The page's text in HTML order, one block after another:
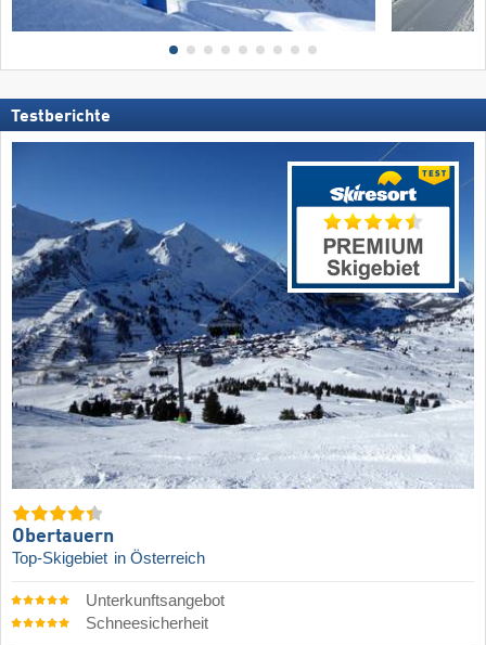
Testberichte
Obertauern
Top-Skigebiet in Österreich
Unterkunftsangebot
Schneesicherheit